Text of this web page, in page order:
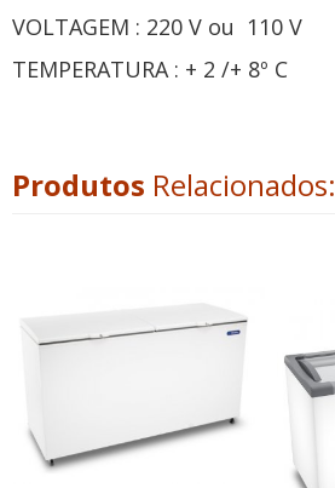
VOLTAGEM : 220 V ou 110 V
TEMPERATURA : + 2 /+ 8º C
Produtos Relacionados: